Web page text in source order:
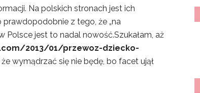
Na polskich stronach jest ich
prawdopodobnie z tego, że „na
Polsce jest to nadal nowość.Szukałam, aż
2013/01/przewoz-dziecko-
że wymądrzać się nie będę, bo facet ujął